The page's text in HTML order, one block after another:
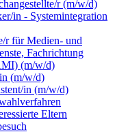
r (m/w/d)
in - Systemintegration
r für Medien- und
Fachrichtung
(m/w/d)
(m/w/d)
in (m/w/d)
Eltern